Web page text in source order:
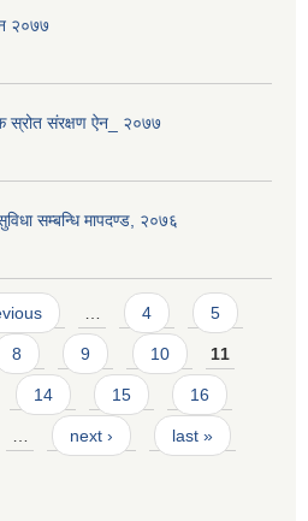
२०७७
स्रोत संरक्षण ऐन_ २०७७
सम्बन्धि मापदण्ड, २०७६
4 5
8 9 10 11
14 15 16
next › last »